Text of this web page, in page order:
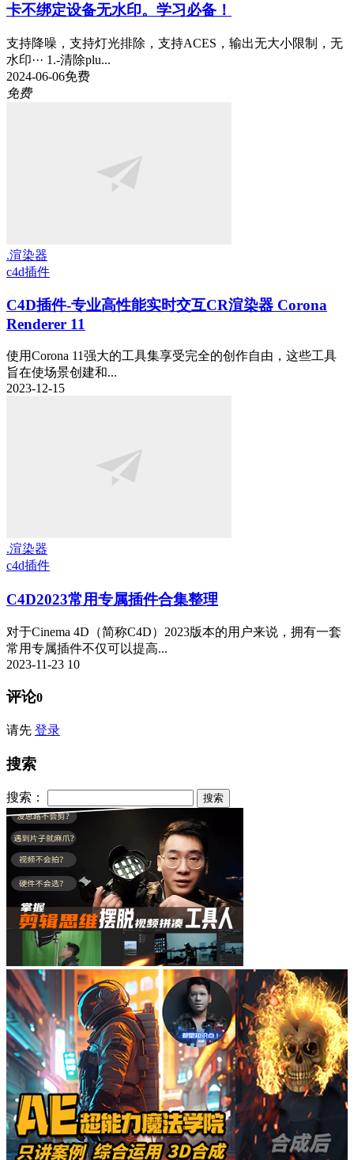
卡不绑定设备无水印。学习必备！
支持降噪，支持灯光排除，支持ACES，输出无大小限制，无
水印··· 1.-清除plu...
2024-06-06免费
免费
.渲染器
c4d插件
C4D插件-专业高性能实时交互CR渲染器 Corona
Renderer 11
使用Corona 11强大的工具集享受完全的创作自由，这些工具
旨在使场景创建和...
2023-12-15
.渲染器
c4d插件
C4D2023常用专属插件合集整理
对于Cinema 4D（简称C4D）2023版本的用户来说，拥有一套
常用专属插件不仅可以提高...
2023-11-23 10
评论0
请先 登录
搜索
搜索：